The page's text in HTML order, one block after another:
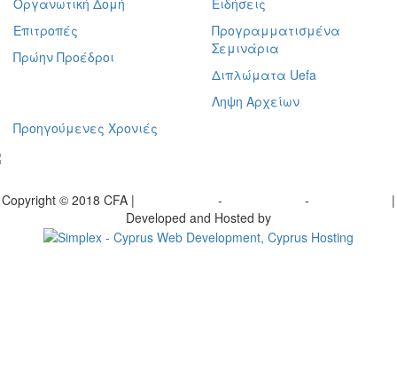
Οργανωτική Δομή
Επιτροπές
Πρώην Προέδροι
Ειδήσεις
Προγραμματισμένα
Σεμινάρια
Διπλώματα Uefa
Ληψη Αρχείων
Προηγούμενες Χρονιές
Copyright © 2018 CFA | - -
|
Developed and Hosted by